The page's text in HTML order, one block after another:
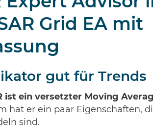
Grid EA mit
gut für Trends
ist ein versetzter Moving
hat er ein paar Eigenschaften,
sind.